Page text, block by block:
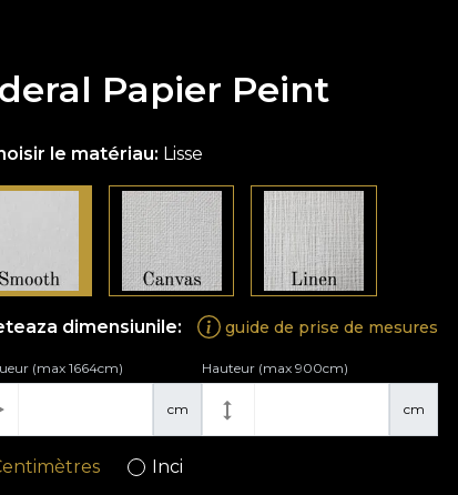
Papier Peint
le matériau: Lisse
dimensiunile: guide de prise de mesures
cm
(max 1664cm)
cm
Hauteur (max 900cm)
Inci